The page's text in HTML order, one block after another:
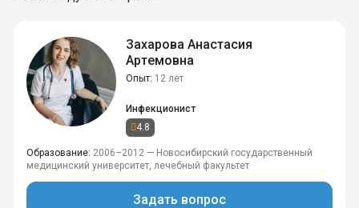
Захарова Анастасия
Артемовна
4.8
Опыт 12 лет
Инфекционист
Образование 2006–2012 — Новосибирский государственный
медицинский университет, лечебный факультет
Задать вопрос